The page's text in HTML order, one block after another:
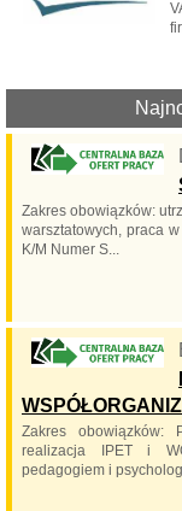
Zakres obowiązków:
warsztatowych, praca
K/M Numer S...
Zakres obowiązków:
realizacja IPET i
pedagogiem i